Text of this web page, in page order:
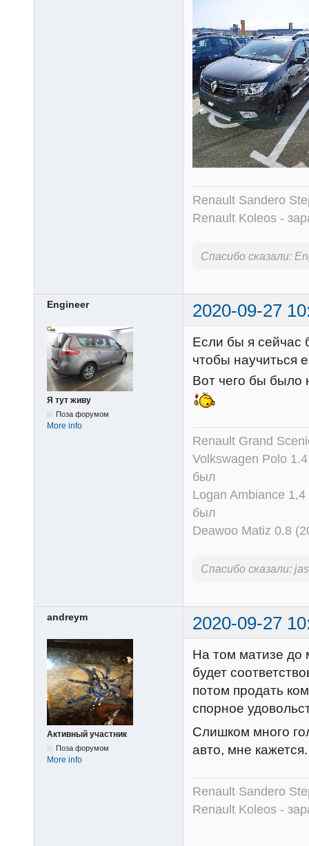
Renault Sandero
Renault Koleos -
Спасибо сказали:
Engineer 2020-09-27
Я тут живу
Поза форумом
More info
Если бы я сейчас
чтобы научиться
Вот чего бы было
Renault Grand
Volkswagen Polo
был
Logan Ambiance
был
Deawoo Matiz 0.8
Спасибо сказали:
andreym 2020-09-27
Активный участник
Поза форумом
More info
На том матизе до
будет
потом продать
спорное
Слишком много
авто, мне кажется.
Renault Sandero
Renault Koleos -